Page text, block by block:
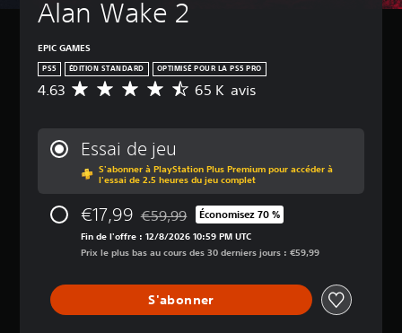
Alan Wake 2
EPIC GAMES
PS5 ÉDITION STANDARD OPTIMISÉ POUR LA PS5 PRO
M
4.63 65 K avis
Essai de jeu
S'abonner à PlayStation Plus Premium pour accéder à
l'essai de 2.5 heures du jeu complet
€17,99 Remise par rapport au prix d'origine de
€59,99 Économisez 70 %
Fin de l'offre : 12/8/2026 10:59 PM UTC
Prix le plus bas au cours des 30 derniers jours : €59,99
S'abonner